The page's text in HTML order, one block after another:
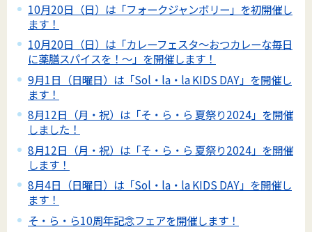
10月20日（日）は「フォークジャンボリー」を初開催し
ます！
10月20日（日）は「カレーフェスタ～おつカレーな毎日
に薬膳スパイスを！～」を開催します！
9月1日（日曜日）は「Sol・la・la KIDS DAY」を開催し
ます！
8月12日（月・祝）は「そ・ら・ら 夏祭り2024」を開催
しました！
8月12日（月・祝）は「そ・ら・ら 夏祭り2024」を開催
します！
8月4日（日曜日）は「Sol・la・la KIDS DAY」を開催し
ます！
そ・ら・ら10周年記念フェアを開催します！